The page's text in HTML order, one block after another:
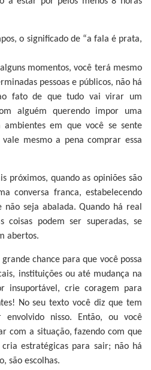
o significado de “a fala é prata,
momentos, você terá mesmo
pessoas e públicos, não há
fato de que tudo vai virar um
alguém querendo impor uma
em que você se sente
mesmo a pena comprar essa
próximos, quando as opiniões são
conversa franca, estabelecendo
não seja abalada. Quando há real
coisas podem ser superadas, se
abertos.
chance para que você possa
instituições ou até mudança na
insuportável, crie coragem para
No seu texto você diz que tem
nisso. Então, ou você
com a situação, fazendo com que
estratégicas para sair; não há
são escolhas.